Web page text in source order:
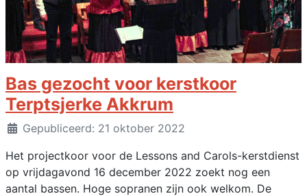
Bas gezocht voor kerstkoor
Terptsjerke Akkrum
DetailsGepubliceerd: 21 oktober 2022
Het projectkoor voor de Lessons and Carols-kerstdienst
op vrijdagavond 16 december 2022 zoekt nog een
aantal bassen. Hoge sopranen zijn ook welkom. De